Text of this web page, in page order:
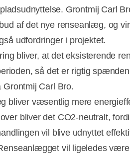
Grontmij Carl
af det nye renseanlæg, og
udfordringer i projektet.
bliver, at det eksisterende
så det er rigtig
Grontmij Carl Bro.
bliver væsentlig mere
bliver det CO2-neutralt,
vil blive udnyttet
vil ligeledes